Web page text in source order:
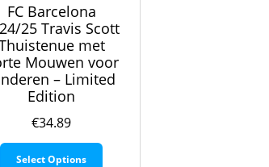
FC Barcelona
25 Travis Scott
met
Mouwen voor
– Limited
Edition
€34.89
Select Options
Dit